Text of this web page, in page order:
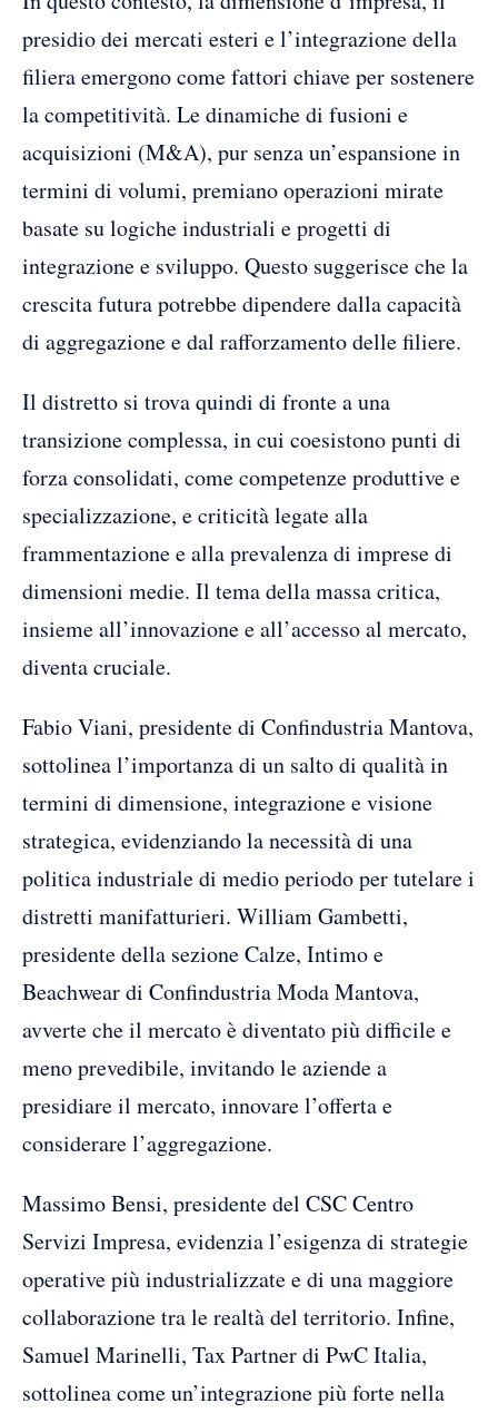
presidio dei mercati esteri e l’integrazione della
filiera emergono come fattori chiave per sostenere
la competitività. Le dinamiche di fusioni e
acquisizioni (M&A), pur senza un’espansione in
termini di volumi, premiano operazioni mirate
basate su logiche industriali e progetti di
integrazione e sviluppo. Questo suggerisce che la
crescita futura potrebbe dipendere dalla capacità
di aggregazione e dal rafforzamento delle filiere.
Il distretto si trova quindi di fronte a una
transizione complessa, in cui coesistono punti di
forza consolidati, come competenze produttive e
specializzazione, e criticità legate alla
frammentazione e alla prevalenza di imprese di
dimensioni medie. Il tema della massa critica,
insieme all’innovazione e all’accesso al mercato,
diventa cruciale.
Fabio Viani, presidente di Confindustria Mantova,
sottolinea l’importanza di un salto di qualità in
termini di dimensione, integrazione e visione
strategica, evidenziando la necessità di una
politica industriale di medio periodo per tutelare i
distretti manifatturieri. William Gambetti,
presidente della sezione Calze, Intimo e
Beachwear di Confindustria Moda Mantova,
avverte che il mercato è diventato più difficile e
meno prevedibile, invitando le aziende a
presidiare il mercato, innovare l’offerta e
considerare l’aggregazione.
Massimo Bensi, presidente del CSC Centro
Servizi Impresa, evidenzia l’esigenza di strategie
operative più industrializzate e di una maggiore
collaborazione tra le realtà del territorio. Infine,
Samuel Marinelli, Tax Partner di PwC Italia,
sottolinea come un’integrazione più forte nella